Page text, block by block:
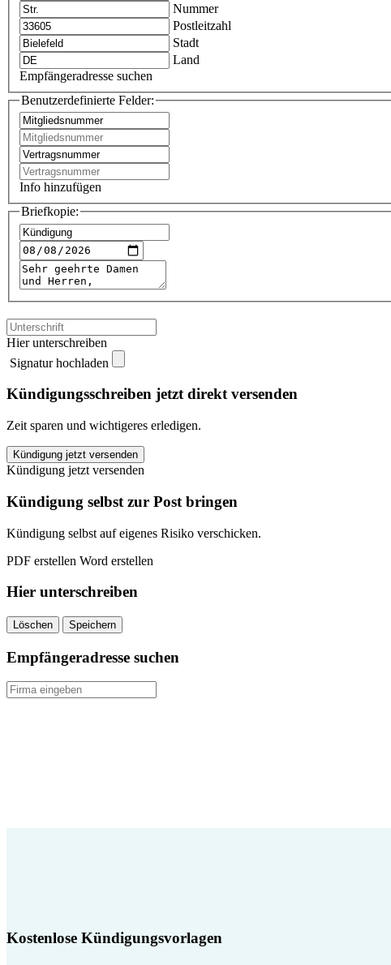
Nummer
Postleitzahl
Stadt
Land
Empfängeradresse suchen
Benutzerdefinierte Felder:
Info hinzufügen
Briefkopie:
Hier unterschreiben
Signatur hochladen
Kündigungsschreiben jetzt direkt versenden
Zeit sparen und wichtigeres erledigen.
FitX
Bielefeld
kündigen
quantity
Kündigung jetzt versenden
Kündigung jetzt versenden
Kündigung selbst zur Post bringen
Kündigung selbst auf eigenes Risiko verschicken.
PDF erstellen Word erstellen
Hier unterschreiben
Löschen Speichern
Empfängeradresse suchen
Kostenlose Kündigungsvorlagen